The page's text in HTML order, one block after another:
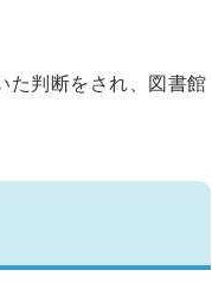
た判断をされ、図書館